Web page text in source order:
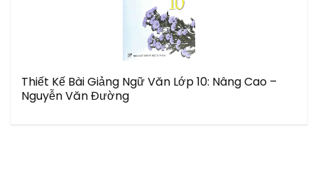
Thiết Kế Bài Giảng Ngữ Văn Lớp 10: Nâng Cao –
Nguyễn Văn Đường